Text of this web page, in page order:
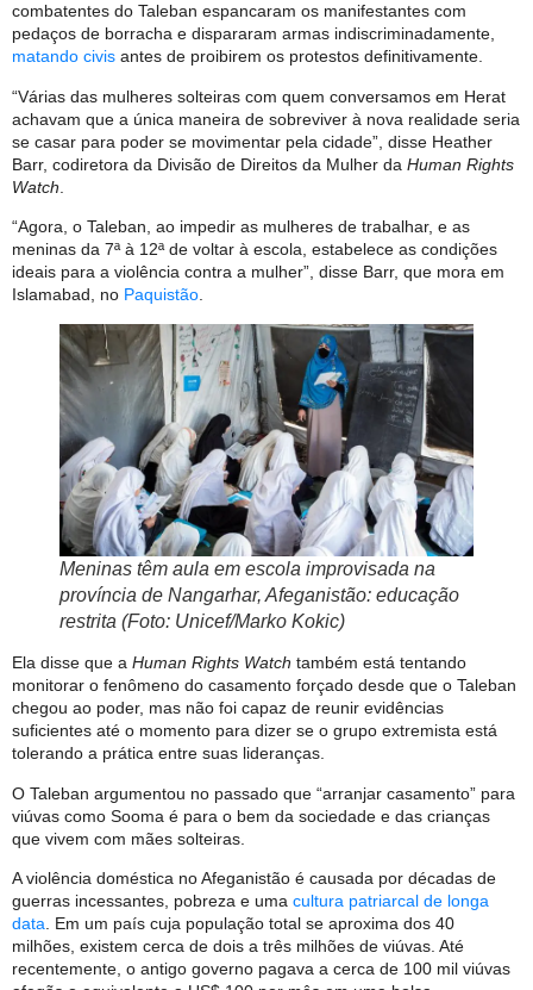
combatentes do Taleban espancaram os manifestantes com
pedaços de borracha e dispararam armas indiscriminadamente,
matando civis antes de proibirem os protestos definitivamente.
“Várias das mulheres solteiras com quem conversamos em Herat
achavam que a única maneira de sobreviver à nova realidade seria
se casar para poder se movimentar pela cidade”, disse Heather
Barr, codiretora da Divisão de Direitos da Mulher da Human Rights
Watch
“Agora, o Taleban, ao impedir as mulheres de trabalhar, e as
meninas da 7ª à 12ª de voltar à escola, estabelece as condições
ideais para a violência contra a mulher”, disse Barr, que mora em
Islamabad, no Paquistão.
Meninas têm aula em escola improvisada na
província de Nangarhar, Afeganistão: educação
restrita (Foto: Unicef/Marko Kokic)
Ela disse que a Human Rights Watch também está tentando
monitorar o fenômeno do casamento forçado desde que o Taleban
chegou ao poder, mas não foi capaz de reunir evidências
suficientes até o momento para dizer se o grupo extremista está
tolerando a prática entre suas lideranças.
O Taleban argumentou no passado que “arranjar casamento” para
viúvas como Sooma é para o bem da sociedade e das crianças
que vivem com mães solteiras.
A violência doméstica no Afeganistão é causada por décadas de
guerras incessantes, pobreza e uma cultura patriarcal de longa
data . Em um país cuja população total se aproxima dos 40
milhões, existem cerca de dois a três milhões de viúvas. Até
recentemente, o antigo governo pagava a cerca de 100 mil viúvas